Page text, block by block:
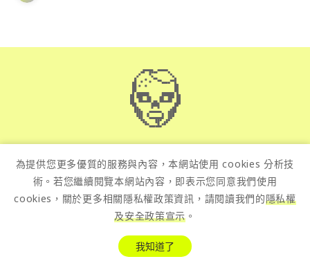
桑幣正在徵文中，我們想要讓好的東西讓更多人看見！
只要是跟金融科技、區塊鏈及加密貨幣相關的文章，都非常
歡迎向我們投稿
contact@zombit.info
為提供您更多優質的服務與內容，本網站使用 cookies 分析技
術。若您繼續閱覽本網站內容，即表示您同意我們使用
cookies，關於更多相關隱私權政策資訊，請閱讀我們的隱私權
及安全政策宣示 。
我知道了